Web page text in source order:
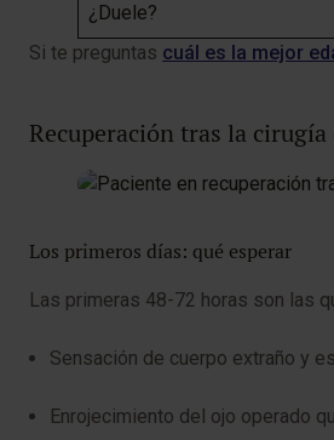
¿Duele?
Si te preguntas cuál es la mejor
Recuperación tras la
Los primeros días: qué esperar
Las primeras 48-72 horas son las
Sensación de cuerpo extraño y
Enrojecimiento del ojo operado